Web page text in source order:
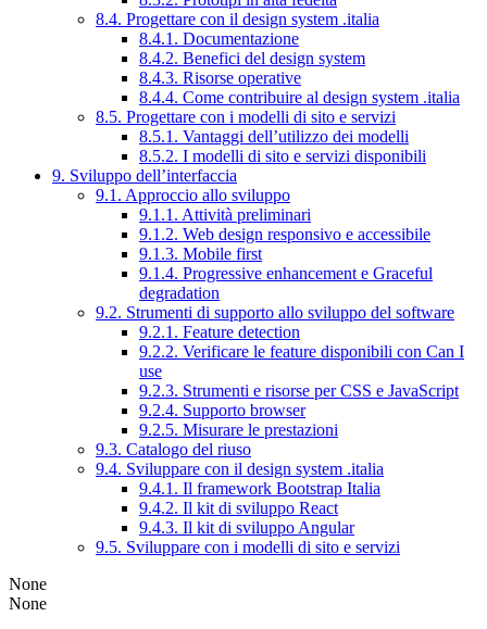
8.4. Progettare con il design system .italia
8.4.1. Documentazione
8.4.2. Benefici del design system
8.4.3. Risorse operative
8.4.4. Come contribuire al design system .italia
8.5. Progettare con i modelli di sito e servizi
8.5.1. Vantaggi dell’utilizzo dei modelli
8.5.2. I modelli di sito e servizi disponibili
9. Sviluppo dell’interfaccia
9.1. Approccio allo sviluppo
9.1.1. Attività preliminari
9.1.2. Web design responsivo e accessibile
9.1.3. Mobile first
9.1.4. Progressive enhancement e Graceful
degradation
9.2. Strumenti di supporto allo sviluppo del software
9.2.1. Feature detection
9.2.2. Verificare le feature disponibili con Can I
use
9.2.3. Strumenti e risorse per CSS e JavaScript
9.2.4. Supporto browser
9.2.5. Misurare le prestazioni
9.3. Catalogo del riuso
9.4. Sviluppare con il design system .italia
9.4.1. Il framework Bootstrap Italia
9.4.2. Il kit di sviluppo React
9.4.3. Il kit di sviluppo Angular
9.5. Sviluppare con i modelli di sito e servizi
None
None